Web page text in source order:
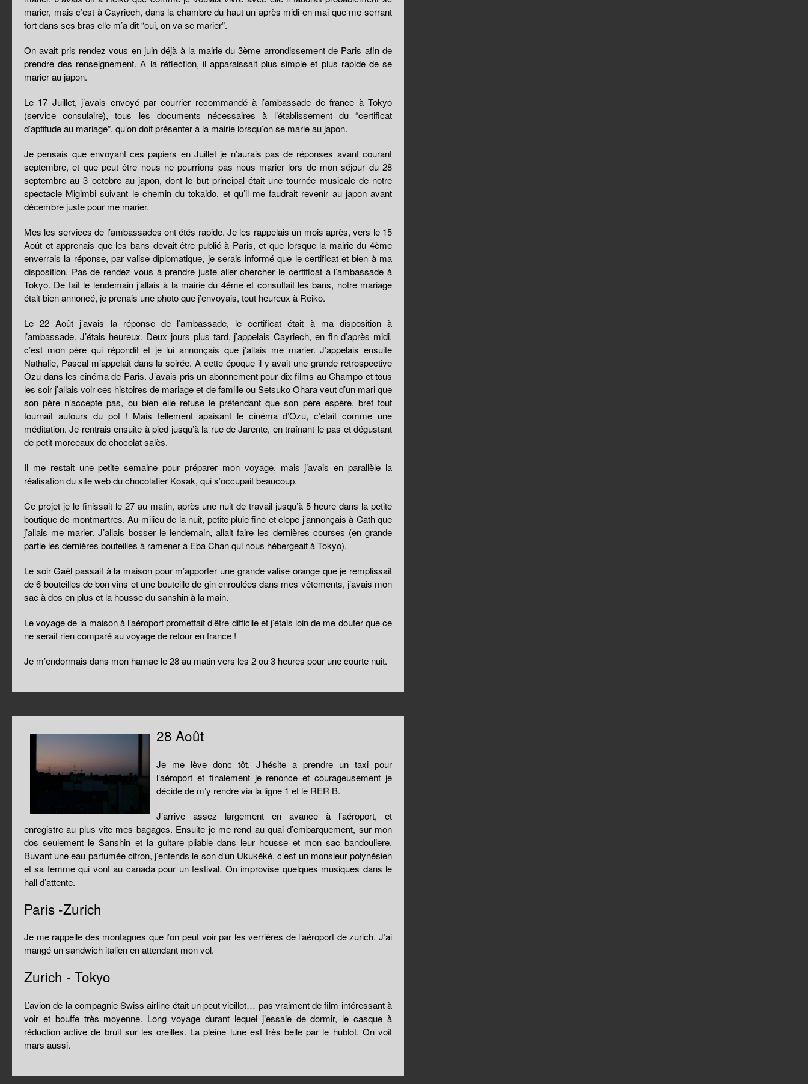
marier, mais c’est à Cayriech, dans la chambre du haut un après midi en mai que me serrant
fort dans ses bras elle m’a dit “oui, on va se marier”.
On avait pris rendez vous en juin déjà à la mairie du 3ème arrondissement de Paris afin de
prendre des renseignement. A la réflection, il apparaissait plus simple et plus rapide de se
marier au japon.
Le 17 Juillet, j’avais envoyé par courrier recommandé à l’ambassade de france à Tokyo
(service consulaire), tous les documents nécessaires à l’établissement du “certificat
d’aptitude au mariage”, qu’on doit présenter à la mairie lorsqu’on se marie au japon.
Je pensais que envoyant ces papiers en Juillet je n’aurais pas de réponses avant courant
septembre, et que peut être nous ne pourrions pas nous marier lors de mon séjour du 28
septembre au 3 octobre au japon, dont le but principal était une tournée musicale de notre
spectacle Migimbi suivant le chemin du tokaido, et qu’il me faudrait revenir au japon avant
décembre juste pour me marier.
Mes les services de l’ambassades ont étés rapide. Je les rappelais un mois après, vers le 15
Août et apprenais que les bans devait être publié à Paris, et que lorsque la mairie du 4ème
enverrais la réponse, par valise diplomatique, je serais informé que le certificat et bien à ma
disposition. Pas de rendez vous à prendre juste aller chercher le certificat à l’ambassade à
Tokyo. De fait le lendemain j’allais à la mairie du 4éme et consultait les bans, notre mariage
était bien annoncé, je prenais une photo que j’envoyais, tout heureux à Reiko.
Le 22 Août j’avais la réponse de l’ambassade, le certificat était à ma disposition à
l’ambassade. J’étais heureux. Deux jours plus tard, j’appelais Cayriech, en fin d’après midi,
c’est mon père qui répondit et je lui annonçais que j’allais me marier. J’appelais ensuite
Nathalie, Pascal m’appelait dans la soirée. A cette époque il y avait une grande retrospective
Ozu dans les cinéma de Paris. J’avais pris un abonnement pour dix films au Champo et tous
les soir j’allais voir ces histoires de mariage et de famille ou Setsuko Ohara veut d’un mari que
son père n’accepte pas, ou bien elle refuse le prétendant que son père espère, bref tout
tournait autours du pot ! Mais tellement apaisant le cinéma d’Ozu, c’était comme une
méditation. Je rentrais ensuite à pied jusqu’à la rue de Jarente, en traînant le pas et dégustant
de petit morceaux de chocolat salès.
Il me restait une petite semaine pour préparer mon voyage, mais j’avais en parallèle la
réalisation du site web du chocolatier Kosak, qui s’occupait beaucoup.
Ce projet je le finissait le 27 au matin, après une nuit de travail jusqu’à 5 heure dans la petite
boutique de montmartres. Au milieu de la nuit, petite pluie fine et clope j’annonçais à Cath que
j’allais me marier. J’allais bosser le lendemain, allait faire les dernières courses (en grande
partie les dernières bouteilles à ramener à Eba Chan qui nous hébergeait à Tokyo).
Le soir Gaël passait à la maison pour m’apporter une grande valise orange que je remplissait
de 6 bouteilles de bon vins et une bouteille de gin enroulées dans mes vêtements, j’avais mon
sac à dos en plus et la housse du sanshin à la main.
Le voyage de la maison à l’aéroport promettait d’être difficile et j’étais loin de me douter que ce
ne serait rien comparé au voyage de retour en france !
Je m’endormais dans mon hamac le 28 au matin vers les 2 ou 3 heures pour une courte nuit.
28 Août
Je me lève donc tôt. J’hésite a prendre un taxi pour
l’aéroport et finalement je renonce et courageusement je
décide de m’y rendre via la ligne 1 et le RER B.
J’arrive assez largement en avance à l’aéroport, et
enregistre au plus vite mes bagages. Ensuite je me rend au quai d’embarquement, sur mon
dos seulement le Sanshin et la guitare pliable dans leur housse et mon sac bandouliere.
Buvant une eau parfumée citron, j’entends le son d’un Ukukéké, c’est un monsieur polynésien
et sa femme qui vont au canada pour un festival. On improvise quelques musiques dans le
hall d’attente.
Paris -Zurich
Je me rappelle des montagnes que l’on peut voir par les verrières de l’aéroport de zurich. J’ai
mangé un sandwich italien en attendant mon vol.
Zurich - Tokyo
L’avion de la compagnie Swiss airline était un peut vieillot… pas vraiment de film intéressant à
voir et bouffe très moyenne. Long voyage durant lequel j’essaie de dormir, le casque à
réduction active de bruit sur les oreilles. La pleine lune est très belle par le hublot. On voit
mars aussi.